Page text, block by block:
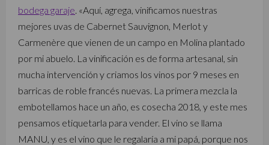
bodega garaje . «Aquí, agrega, vinificamos nuestras
mejores uvas de Cabernet Sauvignon, Merlot y
Carmenère que vienen de un campo en Molina plantado
por mi abuelo. La vinificación es de forma artesanal, sin
mucha intervención y criamos los vinos por 9 meses en
barricas de roble francés nuevas. La primera mezcla la
embotellamos hace un año, es cosecha 2018, y este mes
pensamos etiquetarla para vender. El vino se llama
MANU, y es el vino que le regalaría a mi papá, porque nos